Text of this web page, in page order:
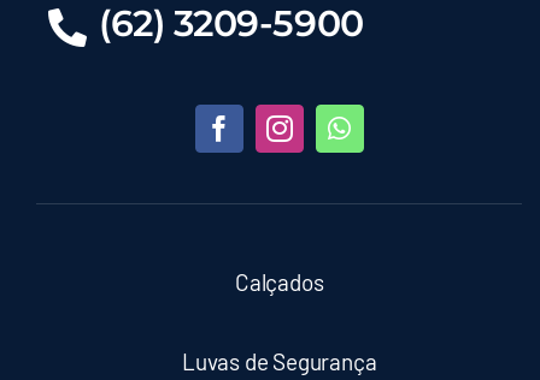
(62) 3209-5900
Calçados
Luvas de Segurança